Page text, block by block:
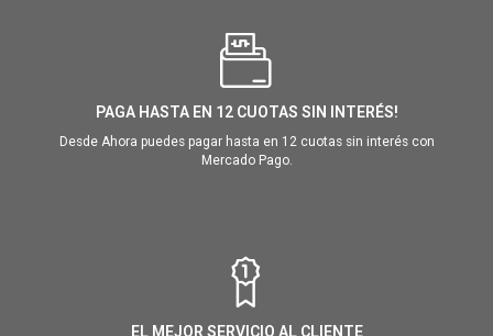
PAGA HASTA EN 12 CUOTAS SIN INTERÉS!
Desde Ahora puedes pagar hasta en 12 cuotas sin interés con
Mercado Pago.
EL MEJOR SERVICIO AL CLIENTE